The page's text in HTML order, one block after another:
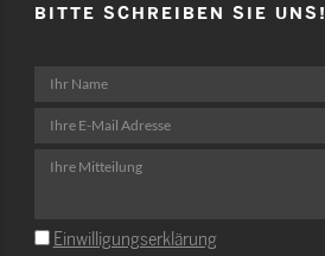
BITTE SCHREIBEN SIE UNS!
Einwilligungserklärung